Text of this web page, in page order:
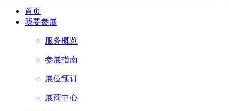
首页
我要参展
服务概览
参展指南
展位预订
展商中心